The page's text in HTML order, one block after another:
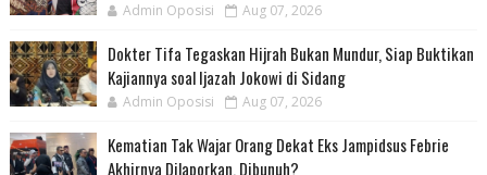
Admin Oposisi Aug 07, 2026
Dokter Tifa Tegaskan Hijrah Bukan Mundur, Siap Buktikan
Kajiannya soal Ijazah Jokowi di Sidang
Admin Oposisi Aug 07, 2026
Kematian Tak Wajar Orang Dekat Eks Jampidsus Febrie
Akhirnya Dilaporkan, Dibunuh?